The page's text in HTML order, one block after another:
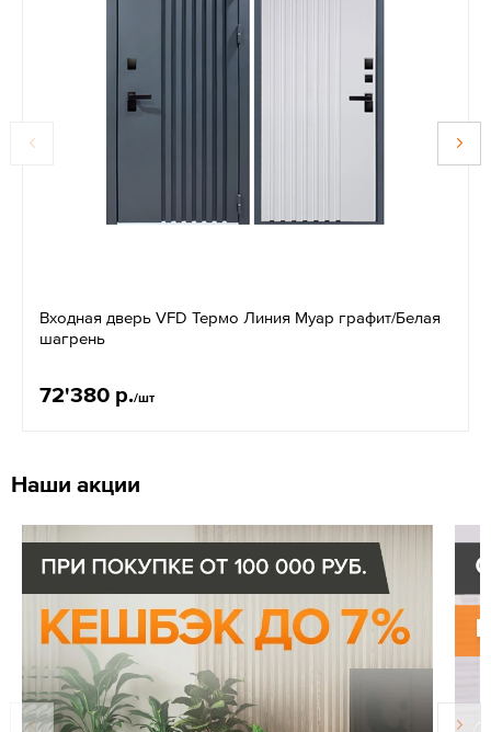
Входная дверь VFD Термо Линия Муар графит/Белая
шагрень
72'380 р./шт
Наши акции